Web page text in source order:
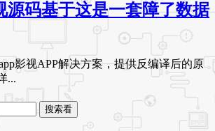
源码基于这是一套障了数据
影视APP解决方案，提供反编译后的原
...
搜索看